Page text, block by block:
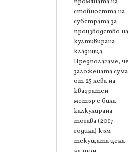
промяната на
стойността на
субстрата за
производство на
култивирана
кладница.
Предполагаме, че
заложената сума
от 25 лева на
квадратен
метър е била
калкулирана
тогава (2017
година) към
текущата цена